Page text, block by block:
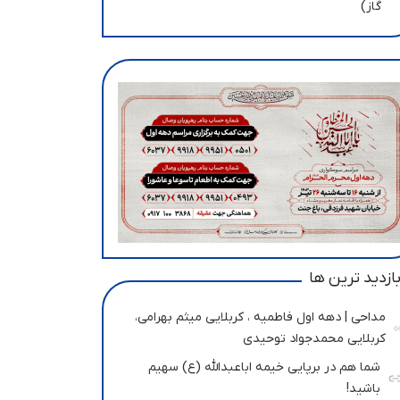
گاز)
ترین ها
مداحی | دهه اول فاطمیه ، کربلایی میثم بهرامی،
کربلایی محمدجواد توحیدی
شما هم در برپایی خیمه اباعبدالله (ع) سهیم
باشید!